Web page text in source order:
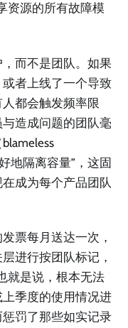
资源的所有故障模
而不是团队。如果
者上线了一个导致
都会触发频率限
造成问题的团队毫
地隔离容量”，这固
成为每个产品团队
票每月送达一次，
进行按团队标记，
就是说，根本无法
季度的使用情况进
罚了那些如实记录